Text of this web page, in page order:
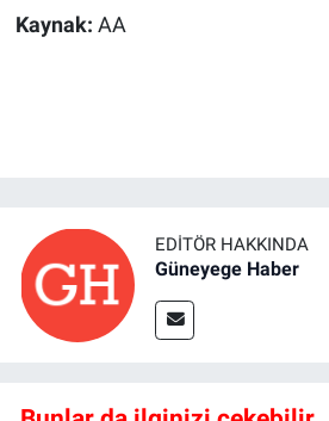
Kaynak: AA
EDITÖR HAKKINDA
Güneyege Haber